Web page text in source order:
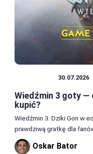
30.07.2026
Wiedźmin 3 goty —
kupić?
Wiedźmin 3: Dziki Gon w
prawdziwą gratkę dla
Oskar Bator